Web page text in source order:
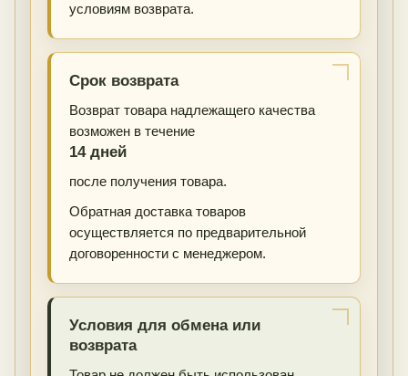
условиям возврата.
Срок возврата
Возврат товара надлежащего качества
возможен в течение
14 дней
после получения товара.
Обратная доставка товаров
осуществляется по предварительной
договоренности с менеджером.
Условия для обмена или
возврата